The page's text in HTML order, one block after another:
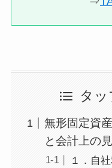
タ
無形固定資
と会計上の
１．自